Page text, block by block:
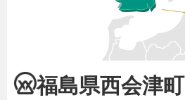
福島県西会津町